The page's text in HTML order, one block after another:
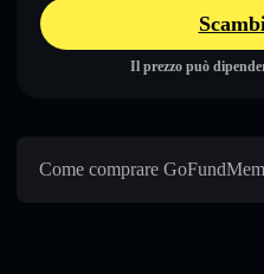
Il prezzo può
Come comprare